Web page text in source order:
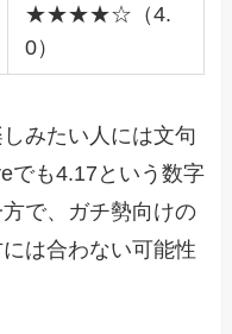
★★★★☆（4.
0）
みたい人には文句
でも4.17という数字
で、ガチ勢向けの
は合わない可能性